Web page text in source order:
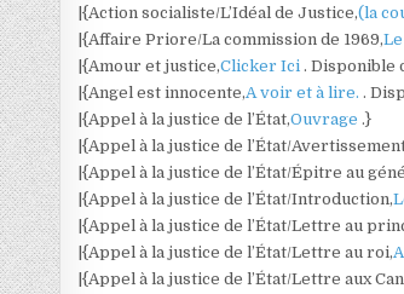
|{Action socialiste/L’Idéal de Justice,(la
|{Affaire Priore/La commission de 1969,
|{Amour et justice,Clicker Ici . Disponible
|{Angel est innocente,A voir et à lire. .
|{Appel à la justice de l’État,Ouvrage .}
|{Appel à la justice de l’État/
|{Appel à la justice de l’État/Épitre au
|{Appel à la justice de l’État/Introduction,
|{Appel à la justice de l’État/Lettre au
|{Appel à la justice de l’État/Lettre au roi,
|{Appel à la justice de l’État/Lettre aux